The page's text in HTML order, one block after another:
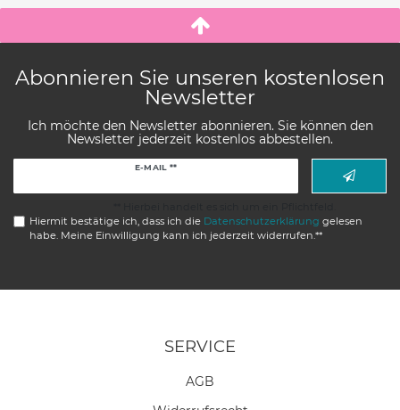
Abonnieren Sie unseren kostenlosen
Newsletter
Ich möchte den Newsletter abonnieren. Sie können den
Newsletter jederzeit kostenlos abbestellen.
E-MAIL **
Hiermit bestätige ich, dass ich die Daten­schutz­erklärung gelesen
habe. Meine Einwilligung kann ich jederzeit widerrufen.**
SERVICE
AGB